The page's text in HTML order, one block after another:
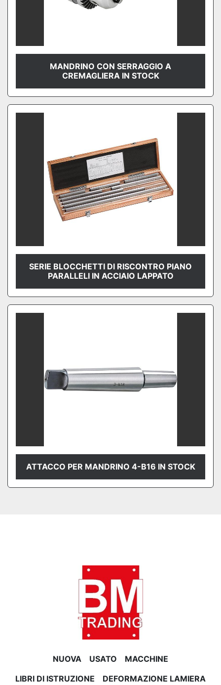
MANDRINO CON SERRAGGIO A
CREMAGLIERA IN STOCK
SERIE BLOCCHETTI DI RISCONTRO PIANO
PARALLELI IN ACCIAIO LAPPATO
ATTACCO PER MANDRINO 4-B16 IN STOCK
NUOVA USATO
MACCHINE
LIBRI DI ISTRUZIONE
DEFORMAZIONE LAMIERA